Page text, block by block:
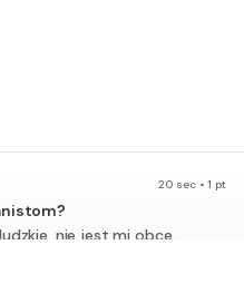
20 sec • 1 pt
nie jest mi obce.